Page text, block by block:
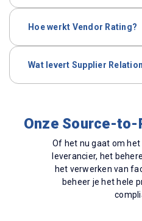
optimaliseren.
centraliseert, processen
Hoe werkt Vendor Rating?
vooraf bepaalde criteria,
Wat levert Supplier
Onze Source-
Of het nu gaat om
leverancier, het
het verwerken van
beheer je het hele